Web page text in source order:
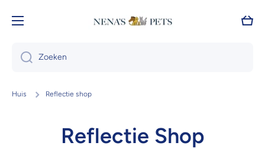
Doorgaan naar artikel
Zoeken
Huis Reflectie shop
Reflectie Shop